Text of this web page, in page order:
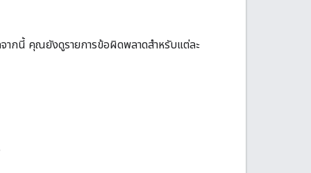
ากนี้ คุณยังดูรายการข้อผิดพลาดสำหรับแต่ละ